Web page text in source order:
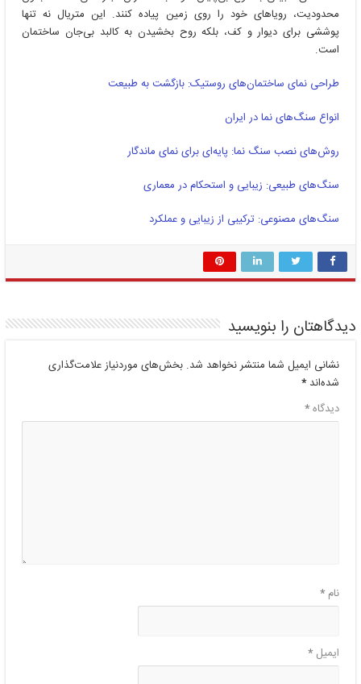
محدودیت، رویاهای خود را روی زمین پیاده کنند. این متریال نه تنها
پوششی برای دیوار و کف، بلکه روح بخشیدن به کالبد بی‌جان ساختمان
است.
طراحی نمای ساختمان‌های روستیک: بازگشت به طبیعت
انواع سنگ‌های نما در ایران
روش‌های نصب سنگ نما: پایه‌ای برای نمای ماندگار
سنگ‌های طبیعی: زیبایی و استحکام در معماری
سنگ‌های مصنوعی: ترکیبی از زیبایی و عملکرد
دیدگاهتان را بنویسید
نشانی ایمیل شما منتشر نخواهد شد. بخش‌های موردنیاز علامت‌گذاری
شده‌اند*
دیدگاه*
نام*
ایمیل*